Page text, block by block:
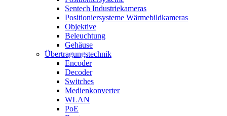
Sentech Industriekameras
Positioniersysteme Wärmebildkameras
Objektive
Beleuchtung
Gehäuse
Übertragungstechnik
Encoder
Decoder
Switches
Medienkonverter
WLAN
PoE